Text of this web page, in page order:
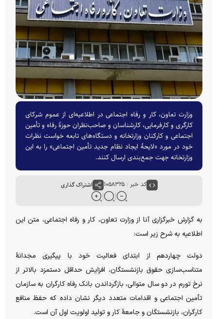
وزارت تعاون، کار و رفاه اجتماعی در اطلاعیه‌ای از عموم شرکای
کارگری و کارفرمایی، کارشناسان و صاحب‌نظران حوزۀ رفاه و تأمین
اجتماعی و کارکنان وزارتخانه و دستگاه‌های تابعه خواست نظرات
خود در مورد «لایحۀ ایجاد نظام جدید تأمین اجتماعی» را به این
وزارتخانه جهت‌ جمع‌بندی ارسال کنند.
کد خبر : ۱۰۵۸۳۲۵ اشتراک گذاری
به گزارش خبرگزاری آنا از وزارت تعاون، کار و رفاه اجتماعی، متن این
اطلاعیه به شرح زیر است:
دولت چهاردهم از ابتدای فعالیت خود با پیگیری مجدانۀ
متناسب‌سازی حقوق بازنشستگان، افزایش حداقل دستمزد بالاتر از
نرخ تورم در دو سال متوالی، بازگرداندن بانک رفاه کارگران به سازمان
تأمین اجتماعی و اقدامات متعدد دیگر نشان داده که حفظ منافع
کارگران، بازنشستگان و جامعۀ کار و تولید اولویت اول آن است.